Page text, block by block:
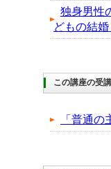
独身男性
どもの結
この講座の受
「普通